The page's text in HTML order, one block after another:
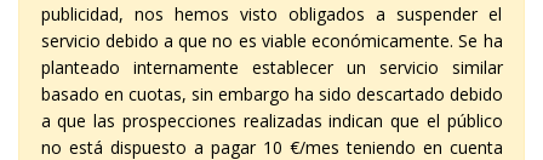
publicidad, nos hemos visto obligados a suspender el
servicio debido a que no es viable económicamente. Se ha
planteado internamente establecer un servicio similar
basado en cuotas, sin embargo ha sido descartado debido
a que las prospecciones realizadas indican que el público
no está dispuesto a pagar 10 €/mes teniendo en cuenta